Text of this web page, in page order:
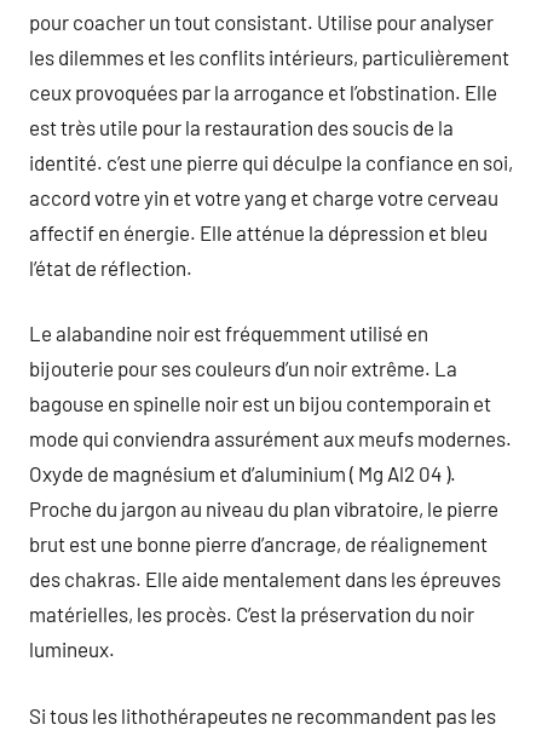
pour coacher un tout consistant. Utilise pour analyser
les dilemmes et les conflits intérieurs, particulièrement
ceux provoquées par la arrogance et l’obstination. Elle
est très utile pour la restauration des soucis de la
identité. c’est une pierre qui déculpe la confiance en soi,
accord votre yin et votre yang et charge votre cerveau
affectif en énergie. Elle atténue la dépression et bleu
l’état de réflection.
Le alabandine noir est fréquemment utilisé en
bijouterie pour ses couleurs d’un noir extrême. La
bagouse en spinelle noir est un bijou contemporain et
mode qui conviendra assurément aux meufs modernes.
Oxyde de magnésium et d’aluminium ( Mg Al2 04 ).
Proche du jargon au niveau du plan vibratoire, le pierre
brut est une bonne pierre d’ancrage, de réalignement
des chakras. Elle aide mentalement dans les épreuves
matérielles, les procès. C’est la préservation du noir
lumineux.
Si tous les lithothérapeutes ne recommandent pas les